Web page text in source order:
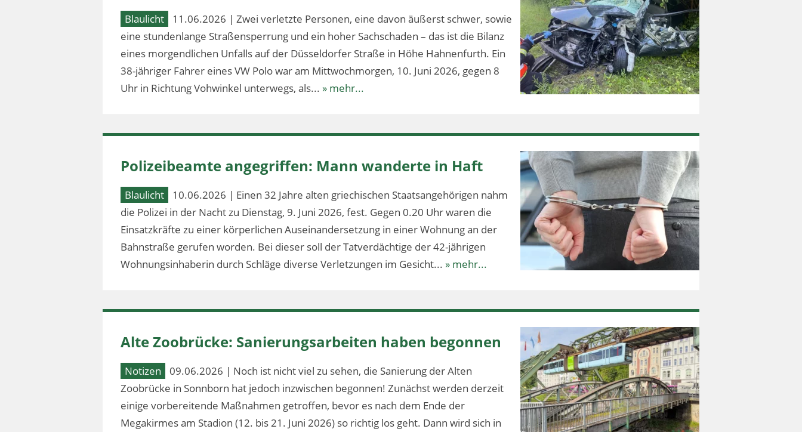
Blaulicht
11.06.2026 | Zwei verletzte Personen, eine davon äußerst schwer, sowie
eine stundenlange Straßensperrung und ein hoher Sachschaden – das ist die Bilanz
eines morgendlichen Unfalls auf der Düsseldorfer Straße in Höhe Hahnenfurth. Ein
38-jähriger Fahrer eines VW Polo war am Mittwochmorgen, 10. Juni 2026, gegen 8
Uhr in Richtung Vohwinkel unterwegs, als... » mehr...
Polizeibeamte angegriffen: Mann wanderte in Haft
Blaulicht
10.06.2026 | Einen 32 Jahre alten griechischen Staatsangehörigen nahm
die Polizei in der Nacht zu Dienstag, 9. Juni 2026, fest. Gegen 0.20 Uhr waren die
Einsatzkräfte zu einer körperlichen Auseinandersetzung in einer Wohnung an der
Bahnstraße gerufen worden. Bei dieser soll der Tatverdächtige der 42-jährigen
Wohnungsinhaberin durch Schläge diverse Verletzungen im Gesicht... » mehr...
Alte Zoobrücke: Sanierungsarbeiten haben begonnen
Notizen
09.06.2026 | Noch ist nicht viel zu sehen, die Sanierung der Alten
Zoobrücke in Sonnborn hat jedoch inzwischen begonnen! Zunächst werden derzeit
einige vorbereitende Maßnahmen getroffen, bevor es nach dem Ende der
Megakirmes am Stadion (12. bis 21. Juni 2026) so richtig los geht. Dann wird sich in